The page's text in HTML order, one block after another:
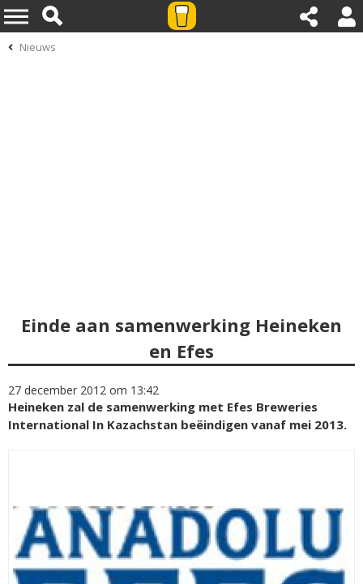
Nieuws
Einde aan samenwerking Heineken
en Efes
27 december 2012 om 13:42
Heineken zal de samenwerking met Efes Breweries
International In Kazachstan beëindigen vanaf mei 2013.